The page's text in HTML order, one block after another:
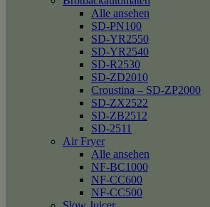
Alle ansehen
SD-PN100
SD-YR2550
SD-YR2540
SD-R2530
SD-ZD2010
Croustina – SD-ZP2000
SD-ZX2522
SD-ZB2512
SD-2511
Air Fryer
Alle ansehen
NF-BC1000
NF-CC600
NF-CC500